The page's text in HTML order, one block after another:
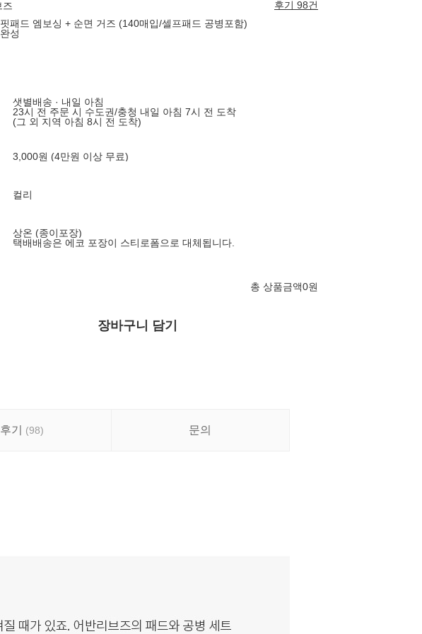
즈
후기 98건
패드 엠보싱 + 순면 거즈 (140매입/셀프패드 공병포함)
성
샛별배송 · 내일 아침
23시 전 주문 시 수도권/충청 내일 아침 7시 전 도착
(그 외 지역 아침 8시 전 도착)
3,000원 (4만원 이상 무료)
컬리
상온 (종이포장)
택배배송은 에코 포장이 스티로폼으로 대체됩니다.
총 상품금액0원
장바구니 담기
후기 (98) 문의